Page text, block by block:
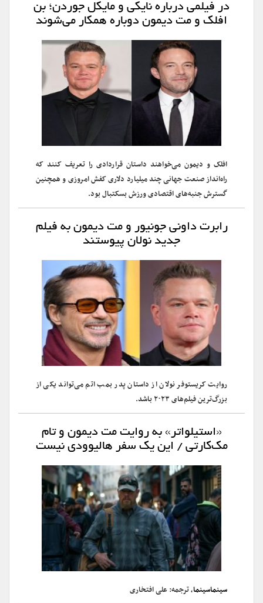
در فیلمی درباره نایکی و مایکل جوردن؛ بن
افلک و مت دیمون دوباره همکار می‌شوند
افلک و دیمون می‌خواهند داستان قراردادی را تعریف کنند که
راه‌انداز صنعت جهانی چند میلیارد دلاری کفش امروزی و همچنین
گسترش جنبه‌های اقتصادی ورزش بسکتبال بود.
رابرت داونی جونیور و مت دیمون به فیلم
جدید نولان پیوستند
روایت کریستوفر نولان از داستان پدر بمب اتم می‌تواند یکی از
بزرگ‌ترین فیلم‌های ۲۰۲۳ باشد.
«استیلواتر» به روایت مت دیمون و تام
مک‌کارتی / این یک سفر هالیوودی نیست
سینماسینما، ترجمه: علی افتخاری